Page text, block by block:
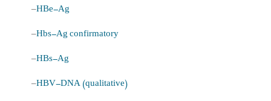
–HBe-Ag
–Hbs-Ag confirmatory
–HBs-Ag
–HBV-DNA (qualitative)